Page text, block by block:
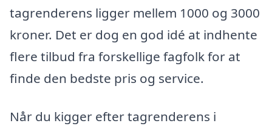
tagrenderens ligger mellem 1000 og 3000
kroner. Det er dog en god idé at indhente
flere tilbud fra forskellige fagfolk for at
finde den bedste pris og service.
Når du kigger efter tagrenderens i